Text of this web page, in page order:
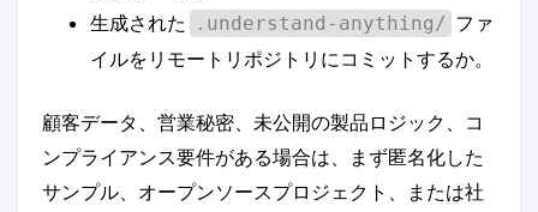
生成された
.understand-anything/ ファ
イルをリモートリポジトリにコミットするか。
顧客データ、営業秘密、未公開の製品ロジック、コ
ンプライアンス要件がある場合は、まず匿名化した
サンプル、オープンソースプロジェクト、または社